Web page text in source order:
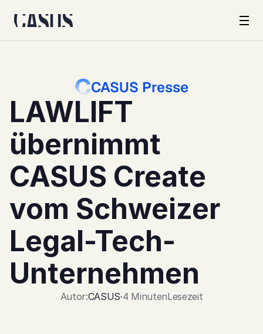
Unternehmen
Sicherheit
Schweiz · DE
Jetzt kostenlos starten
CASUS Presse
LAWLIFT
übernimmt
CASUS Create
vom Schweizer
Legal-Tech-
Unternehmen
Autor:CASUS·4 MinutenLesezeit